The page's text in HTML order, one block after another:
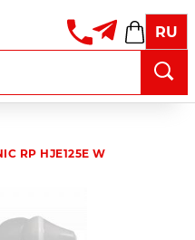
RU
RP HJE125E W